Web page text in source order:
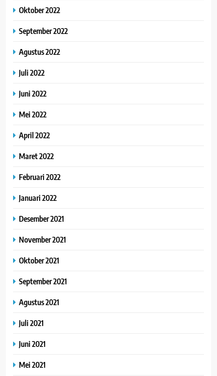
Oktober 2022
September 2022
Agustus 2022
Juli 2022
Juni 2022
Mei 2022
April 2022
Maret 2022
Februari 2022
Januari 2022
Desember 2021
November 2021
Oktober 2021
September 2021
Agustus 2021
Juli 2021
Juni 2021
Mei 2021